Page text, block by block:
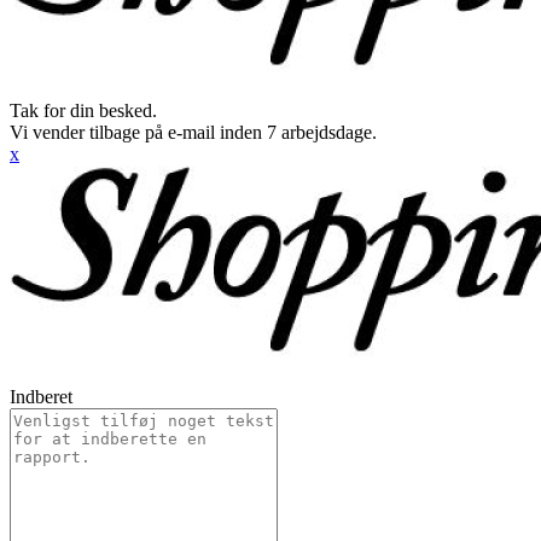
Tak for din besked.
Vi vender tilbage på e-mail inden 7 arbejdsdage.
x
Indberet